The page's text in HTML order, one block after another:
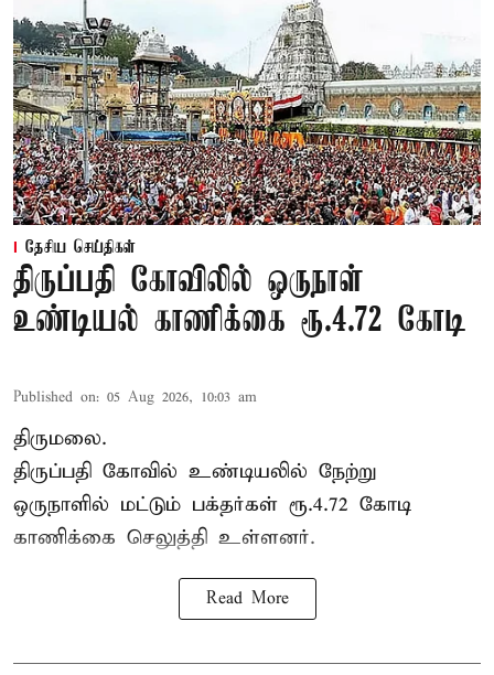
தேசிய செய்திகள்
திருப்பதி கோவிலில் ஒருநாள்
உண்டியல் காணிக்கை ரூ.4.72 கோடி
Published on: 05 Aug 2026, 10:03 am
திருமலை.
திருப்பதி கோவில் உண்டியலில் நேற்று
ஒருநாளில் மட்டும் பக்தர்கள் ரூ.4.72 கோடி
காணிக்கை செலுத்தி உள்ளனர்.
Read More